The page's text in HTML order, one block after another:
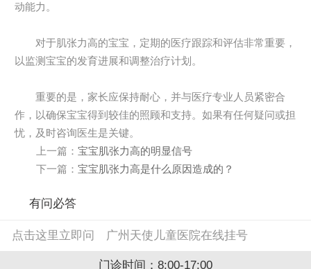
动能力。
对于肌张力高的宝宝，定期的医疗跟踪和评估非常重要，
以监测宝宝的发育进展和调整治疗计划。
重要的是，家长应保持耐心，并与医疗专业人员紧密合
作，以确保宝宝得到较佳的照顾和支持。如果有任何疑问或担
忧，及时咨询医生是关键。
上一篇： 宝宝肌张力高的明显信号
下一篇： 宝宝肌张力高是什么原因造成的？
有问必答
点击这里立即问 广州天使儿童医院在线挂号
门诊时间：8:00-17:00